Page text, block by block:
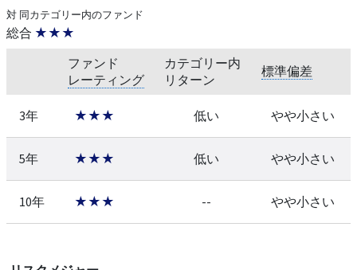
対 同カテゴリー内のファンド
総合 ★★★
ファンド
レーティング
カテゴリー内
リターン
標準偏差
3年 ★★★ 低い やや小さい
5年 ★★★ 低い やや小さい
10年 ★★★ -- やや小さい